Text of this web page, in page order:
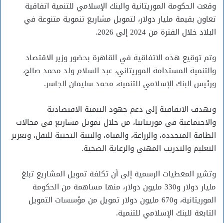
وقعت الحكومة الموريتانية والبنك الإسلامي للتنمية اتفاقية
تعاون بقيمة مليار دولار، لتمويل مشاريع تنموية متنوعة في
البلاد خلال الفترة من 2024 إلى 2026.
وتم توقيع هذه الاتفاقية في القاهرة بحضور وزير الاقتصاد
والتنمية المستدامة الموريتاني، عبد السلام ولد محمد صالح،
ورئيس البنك الإسلامي للتنمية، محمد سليمان الجاسر.
وتهدف الاتفاقية إلى دعم جهود التنمية الاقتصادية
والاجتماعية في موريتانيا، من خلال تمويل مشاريع في مجالات
الطاقة المتجددة، والزراعة، والمياه، والبنية التحتية للنقل، وتعزيز
التعليم والتدريب المهني والرعاية الصحية.
وتشير المعطيات الرسمية إلى أن تكلفة تمويل المشاريع تبلغ
مليار دولار و330 مليون دولار، منها مساهمة من الحكومة
الموريتانية، و670 مليون دولار تمويل من مؤسسات التمويل
التابعة للبنك الإسلامي للتنمية.